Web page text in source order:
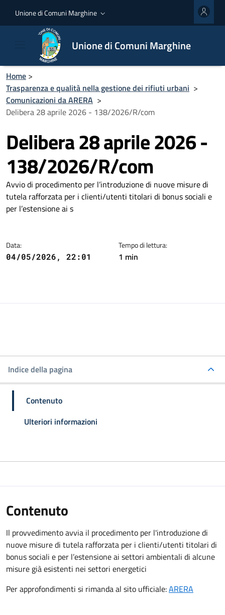
Unione di Comuni Marghine
Unione di Comuni Marghine
Home >
Trasparenza e qualità nella gestione dei rifiuti urbani >
Comunicazioni da ARERA >
Delibera 28 aprile 2026 - 138/2026/R/com
Delibera 28 aprile 2026 -
138/2026/R/com
Avvio di procedimento per l’introduzione di nuove misure di
tutela rafforzata per i clienti/utenti titolari di bonus sociali e
per l’estensione ai s
Data:
04/05/2026, 22:01
Tempo di lettura:
1 min
Indice della pagina
Contenuto
Ulteriori informazioni
Contenuto
Il provvedimento avvia il procedimento per l'introduzione di
nuove misure di tutela rafforzata per i clienti/utenti titolari di
bonus sociali e per l’estensione ai settori ambientali di alcune
misure già esistenti nei settori energetici
Per approfondimenti si rimanda al sito ufficiale:ARERA